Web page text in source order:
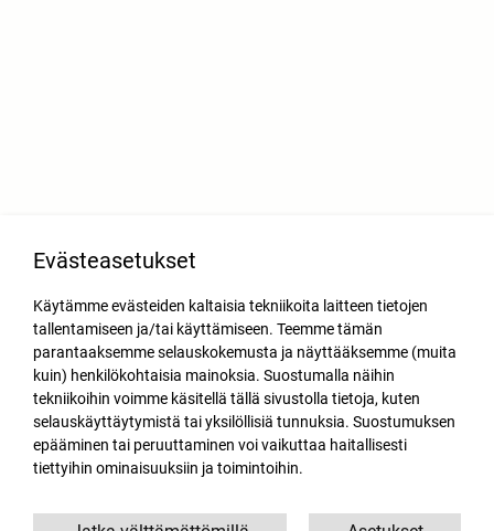
Evästeasetukset
Käytämme evästeiden kaltaisia tekniikoita laitteen tietojen
tallentamiseen ja/tai käyttämiseen. Teemme tämän
parantaaksemme selauskokemusta ja näyttääksemme (muita
kuin) henkilökohtaisia mainoksia. Suostumalla näihin
tekniikoihin voimme käsitellä tällä sivustolla tietoja, kuten
selauskäyttäytymistä tai yksilöllisiä tunnuksia. Suostumuksen
epääminen tai peruuttaminen voi vaikuttaa haitallisesti
tiettyihin ominaisuuksiin ja toimintoihin.